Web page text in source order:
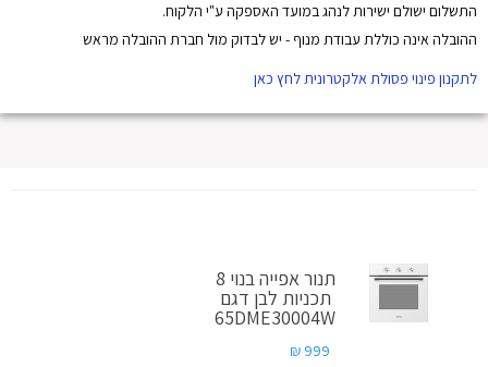
התשלום ישולם ישירות לנהג במועד האספקה ע"י הלקוח.
ההובלה אינה כוללת עבודת מנוף - יש לבדוק מול חברת ההובלה מראש
לתקנון פינוי פסולת אלקטרונית לחץ כאן
תנור אפייה בנוי 8
תכניות לבן דגם
65DME30004W
999 ₪